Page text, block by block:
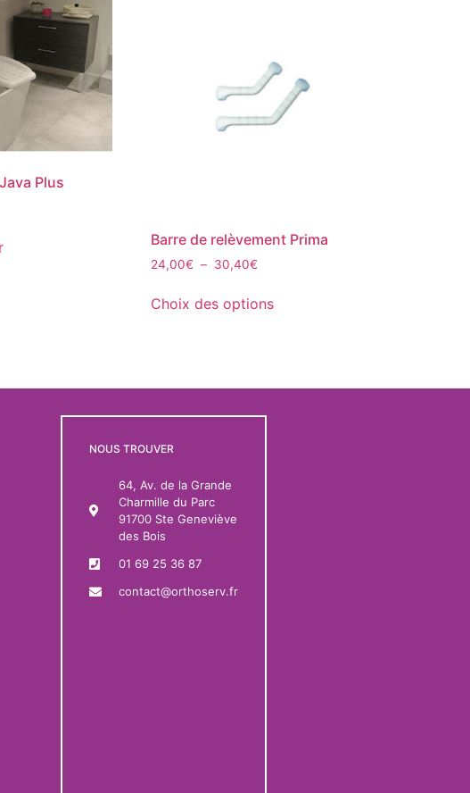
Plus
Barre de relèvement Prima
24,00€ – 30,40€
Choix des options
NOUS TROUVER
64, Av. de la Grande
Charmille du Parc
91700 Ste Geneviève
des Bois
01 69 25 36 87
contact@orthoserv.fr